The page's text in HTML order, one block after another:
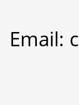
Email: